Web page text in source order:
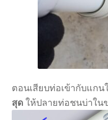
ตอนเสียบท่อเข้ากับแก
สุด ให้ปลายท่อชนบ่าใน